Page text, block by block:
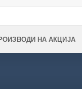
НА АКЦИЈА